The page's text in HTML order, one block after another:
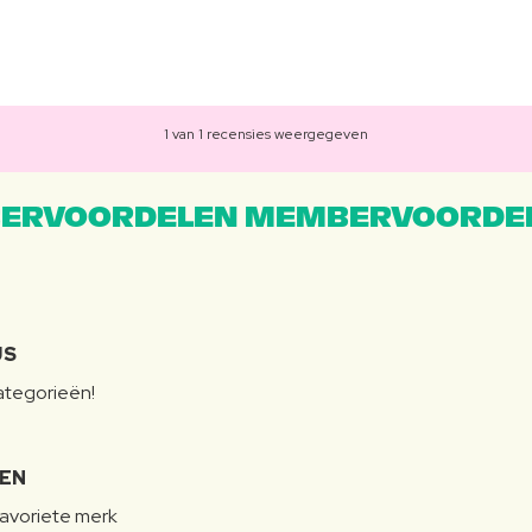
1 van 1 recensies weergegeven
merk